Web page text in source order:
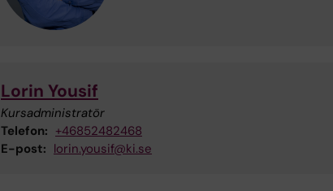
Lorin Yousif
Kursadministratör
Telefon: +46852482468
E-post: lorin.yousif@ki.se